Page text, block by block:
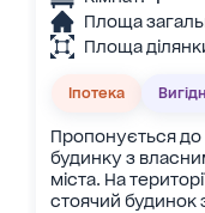
Площа
Площа
Іпотека
Пропонується
будинку з
міста. На
стоячий будинок